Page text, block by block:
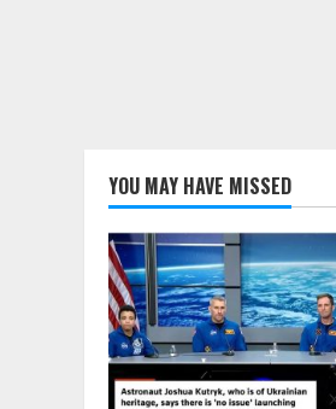
YOU MAY HAVE MISSED